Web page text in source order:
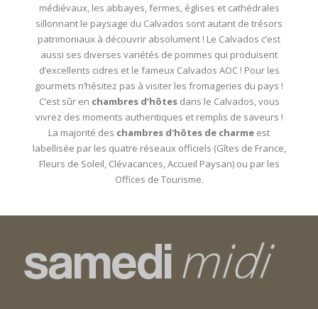
médiévaux, les abbayes, fermes, églises et cathédrales
sillonnant le paysage du Calvados sont autant de trésors
patrimoniaux à découvrir absolument ! Le Calvados c’est
aussi ses diverses variétés de pommes qui produisent
d’excellents cidres et le fameux Calvados AOC ! Pour les
gourmets n’hésitez pas à visiter les fromageries du pays !
C’est sûr en chambres d’hôtesdans le Calvados, vous
vivrez des moments authentiques et remplis de saveurs !
La majorité des chambres d'hôtes de charme est
labellisée par les quatre réseaux officiels (Gîtes de France,
Fleurs de Soleil, Clévacances, Accueil Paysan) ou par les
Offices de Tourisme.